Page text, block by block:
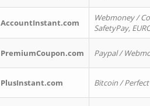
AccountInstant.com
Webmoney /
SafetyPay,
PremiumCoupon.com Paypal /
PlusInstant.com Bitcoin /